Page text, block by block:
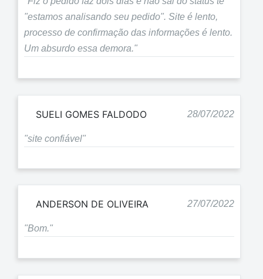
"estamos analisando seu pedido". Site é lento,
processo de confirmação das informações é lento.
Um absurdo essa demora."
SUELI GOMES FALDODO 28/07/2022
"site confiável"
ANDERSON DE OLIVEIRA 27/07/2022
"Bom."